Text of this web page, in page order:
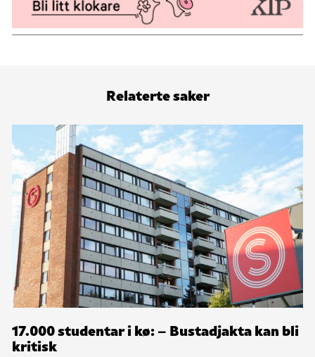
Relaterte saker
17.000 studentar i kø: – Bustadjakta kan bli
kritisk